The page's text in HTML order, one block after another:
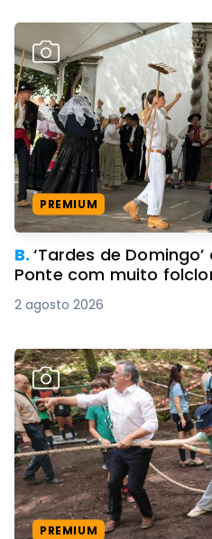
PREMIUM
B.‘Tardes de
Ponte com muito
2 agosto 2026
PREMIUM